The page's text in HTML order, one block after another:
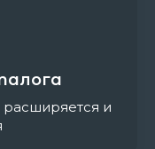
расширяется и